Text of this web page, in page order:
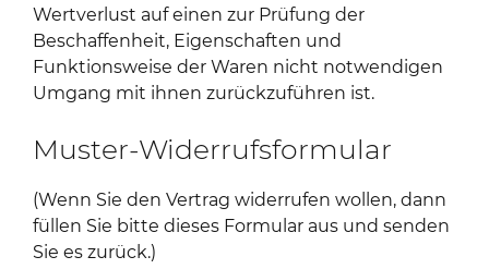
Wertverlust auf einen zur Prüfung der
Beschaffenheit, Eigenschaften und
Funktionsweise der Waren nicht notwendigen
Umgang mit ihnen zurückzuführen ist.
Muster-Widerrufsformular
(Wenn Sie den Vertrag widerrufen wollen, dann
füllen Sie bitte dieses Formular aus und senden
Sie es zurück.)